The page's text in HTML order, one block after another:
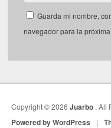
Guarda mi nombre,
navegador para la
Copyright © 2026Juarbo . All
Powered by WordPress |